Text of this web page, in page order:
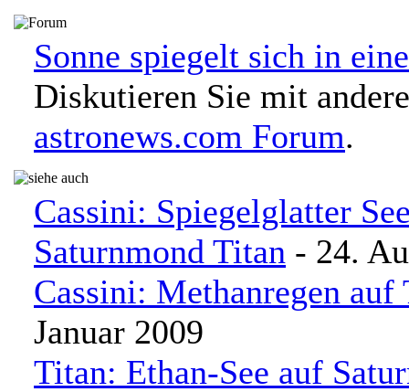
Sonne spiegelt sich in
Diskutieren Sie mit
astronews.com Forum.
Cassini: Spiegelglatter
Saturnmond Titan - 24.
Cassini: Methanregen auf
Januar 2009
Titan: Ethan-See auf